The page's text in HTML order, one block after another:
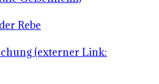
Rebe
(externer Link: